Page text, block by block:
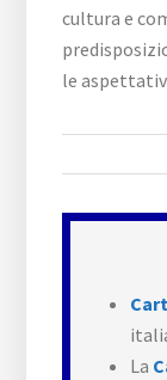
cultura e
le
La